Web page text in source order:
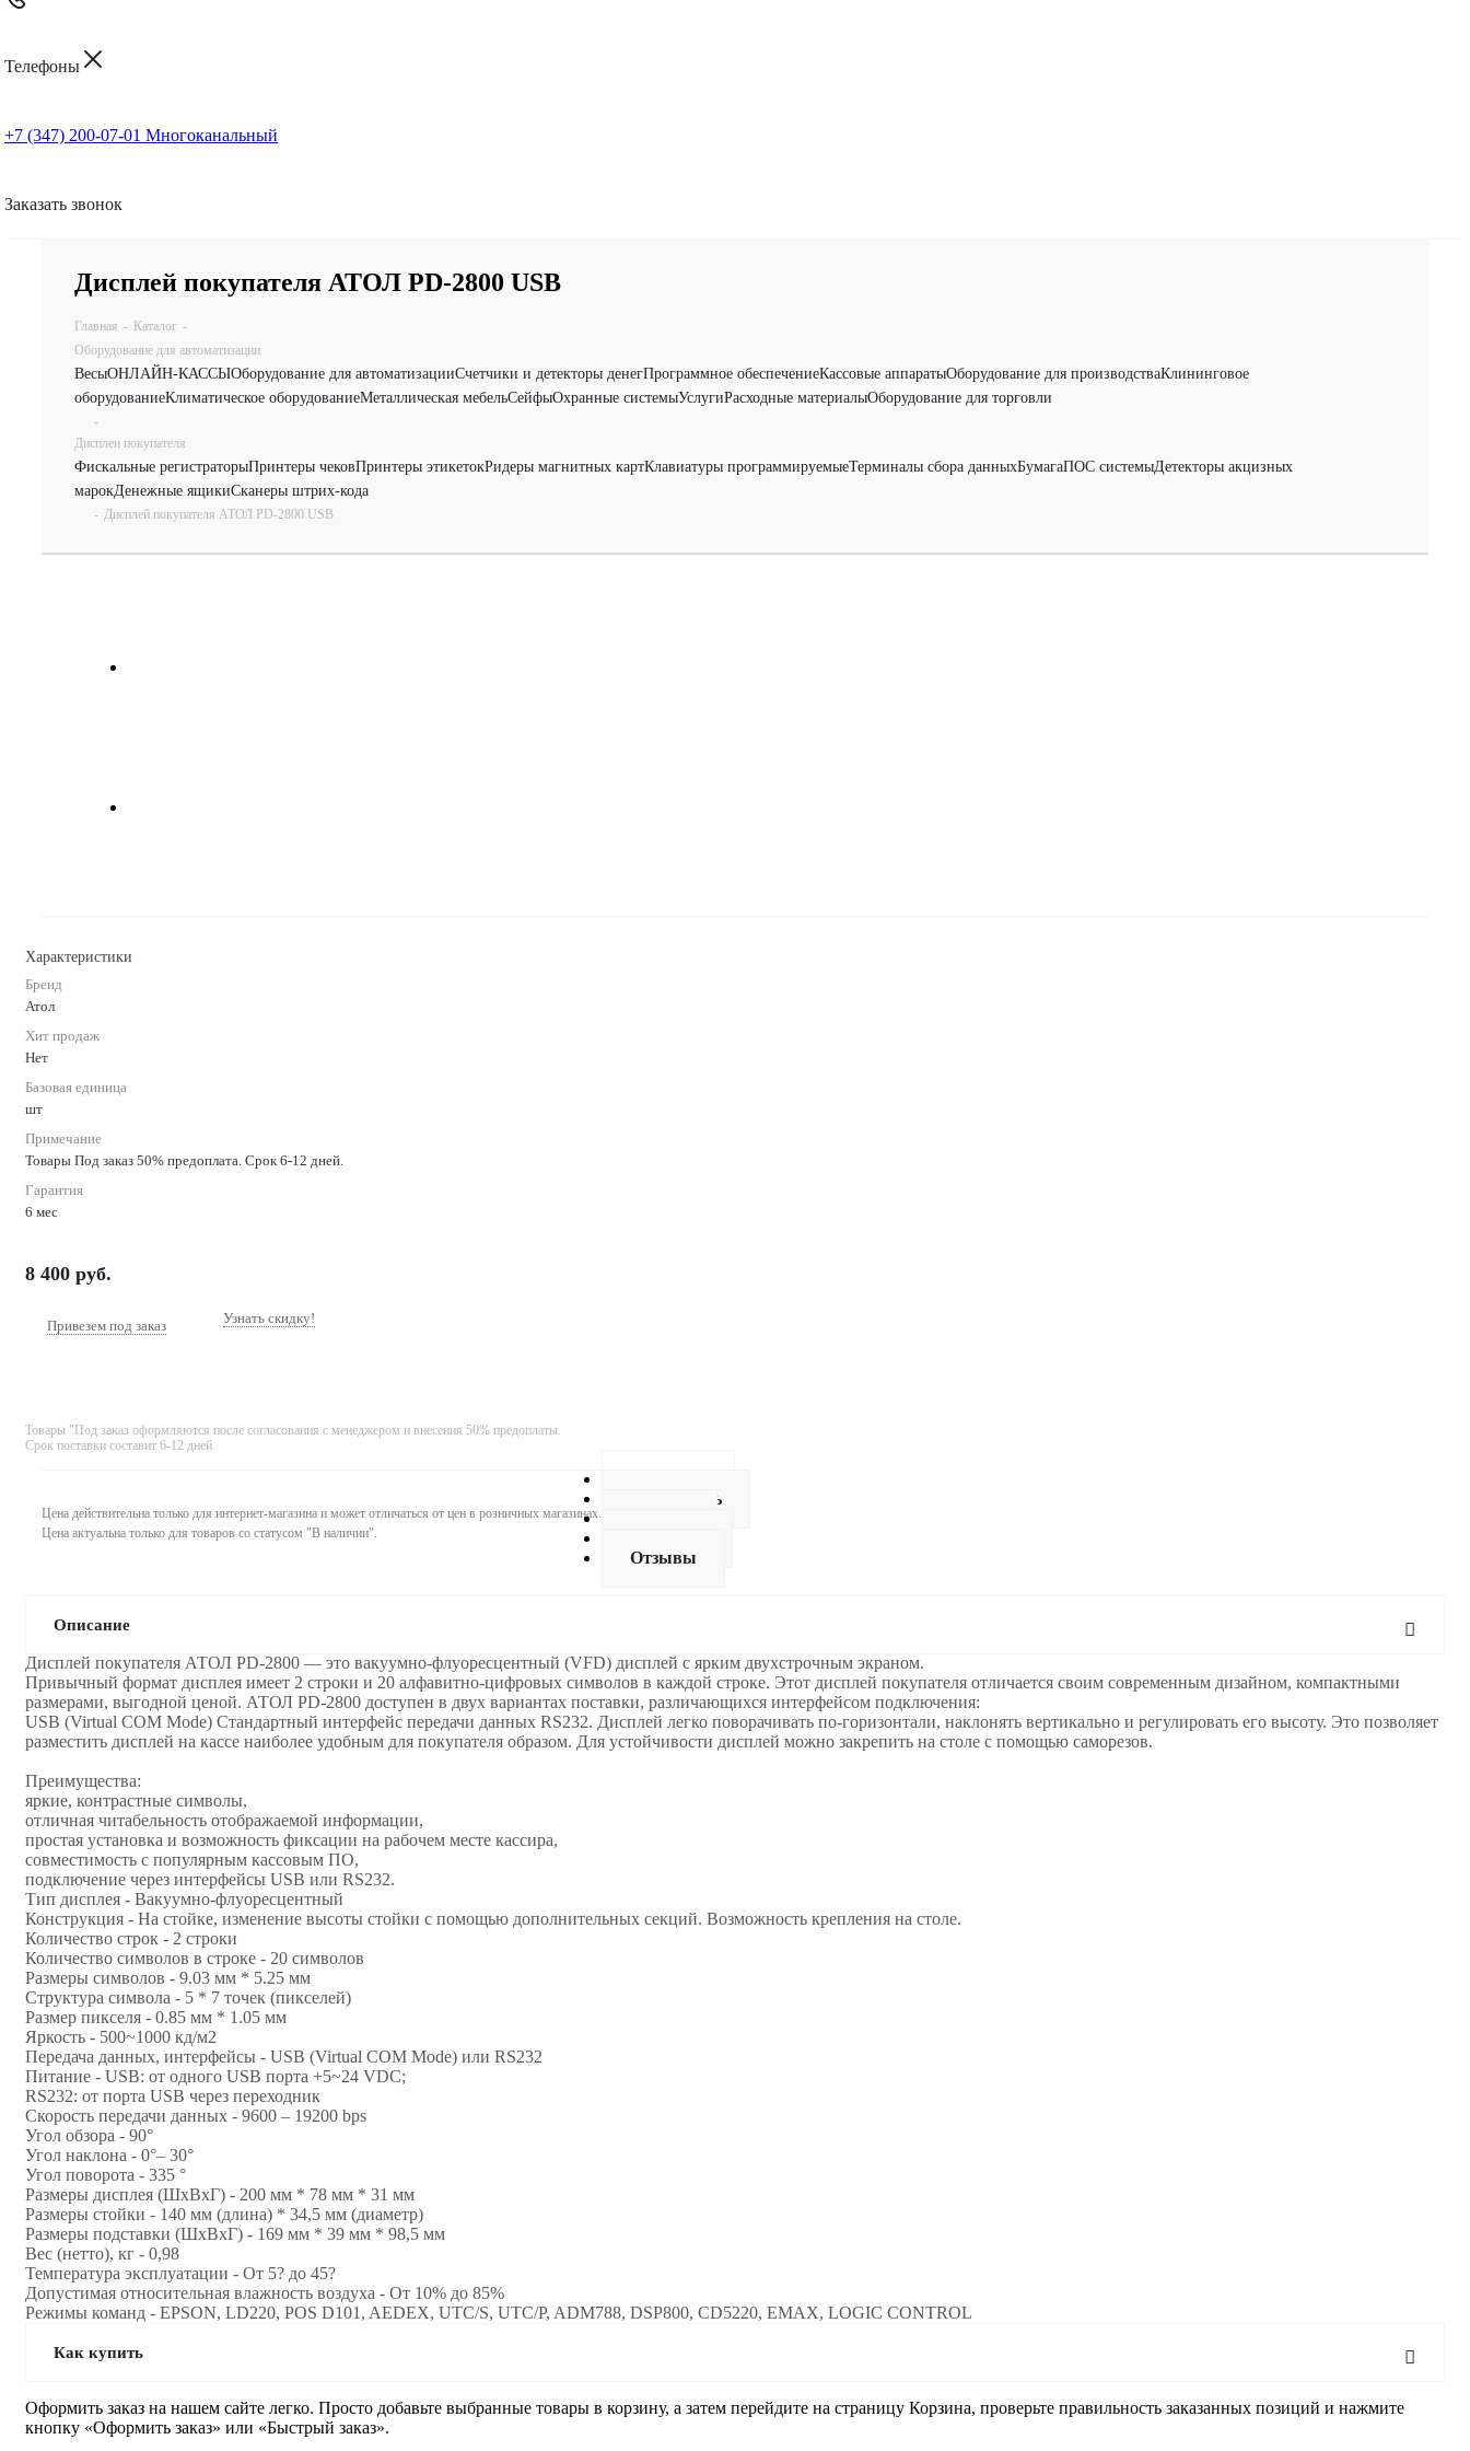
Телефоны
+7 (347) 200-07-01 Многоканальный
Заказать звонок
Дисплей покупателя АТОЛ PD-2800 USB
Главная - Каталог -
Оборудование для автоматизации
ВесыОНЛАЙН-КАССЫОборудование для автоматизацииСчетчики и детекторы денегПрограммное обеспечениеКассовые аппаратыОборудование для производстваКлининговое
оборудованиеКлиматическое оборудованиеМеталлическая мебельСейфыОхранные системыУслугиРасходные материалыОборудование для торговли
-
Дисплеи покупателя
Фискальные регистраторыПринтеры чековПринтеры этикетокРидеры магнитных картКлавиатуры программируемыеТерминалы сбора данныхБумагаПОС системыДетекторы акцизных
марокДенежные ящикиСканеры штрих-кода
- Дисплей покупателя АТОЛ PD-2800 USB
Характеристики
Бренд
Атол
Хит продаж
Нет
Базовая единица
шт
Примечание
Товары Под заказ 50% предоплата. Срок 6-12 дней.
Гарантия
6 мес
8 400 руб.
Привезем под заказ Узнать скидку!
Товары "Под заказ оформляются после согласования с менеджером и внесения 50% предоплаты.
Срок поставки составит 6-12 дней.
Цена действительна только для интернет-магазина и может отличаться от цен в розничных магазинах.
Цена актуальна только для товаров со статусом "В наличии".
Как купить
Отзывы
Описание
Дисплей покупателя АТОЛ PD-2800 — это вакуумно-флуоресцентный (VFD) дисплей с ярким двухстрочным экраном.
Привычный формат дисплея имеет 2 строки и 20 алфавитно-цифровых символов в каждой строке. Этот дисплей покупателя отличается своим современным дизайном, компактными
размерами, выгодной ценой. АТОЛ PD-2800 доступен в двух вариантах поставки, различающихся интерфейсом подключения:
USB (Virtual COM Mode) Стандартный интерфейс передачи данных RS232. Дисплей легко поворачивать по-горизонтали, наклонять вертикально и регулировать его высоту. Это позволяет
разместить дисплей на кассе наиболее удобным для покупателя образом. Для устойчивости дисплей можно закрепить на столе с помощью саморезов.
Преимущества:
яркие, контрастные символы,
отличная читабельность отображаемой информации,
простая установка и возможность фиксации на рабочем месте кассира,
совместимость с популярным кассовым ПО,
подключение через интерфейсы USB или RS232.
Тип дисплея - Вакуумно-флуоресцентный
Конструкция - На стойке, изменение высоты стойки с помощью дополнительных секций. Возможность крепления на столе.
Количество строк - 2 строки
Количество символов в строке - 20 символов
Размеры символов - 9.03 мм * 5.25 мм
Структура символа - 5 * 7 точек (пикселей)
Размер пикселя - 0.85 мм * 1.05 мм
Яркость - 500~1000 кд/м2
Передача данных, интерфейсы - USB (Virtual COM Mode) или RS232
Питание - USB: от одного USB порта +5~24 VDC;
RS232: от порта USB через переходник
Скорость передачи данных - 9600 – 19200 bps
Угол обзора - 90°
Угол наклона - 0°– 30°
Угол поворота - 335 °
Размеры дисплея (ШхВхГ) - 200 мм * 78 мм * 31 мм
Размеры стойки - 140 мм (длина) * 34,5 мм (диаметр)
Размеры подставки (ШхВхГ) - 169 мм * 39 мм * 98,5 мм
Вес (нетто), кг - 0,98
Температура эксплуатации - От 5? до 45?
Допустимая относительная влажность воздуха - От 10% до 85%
Режимы команд - EPSON, LD220, POS D101, AEDEX, UTC/S, UTC/P, ADM788, DSP800, CD5220, EMAX, LOGIC CONTROL
Как купить
Оформить заказ на нашем сайте легко. Просто добавьте выбранные товары в корзину, а затем перейдите на страницу Корзина, проверьте правильность заказанных позиций и нажмите
кнопку «Оформить заказ» или «Быстрый заказ».